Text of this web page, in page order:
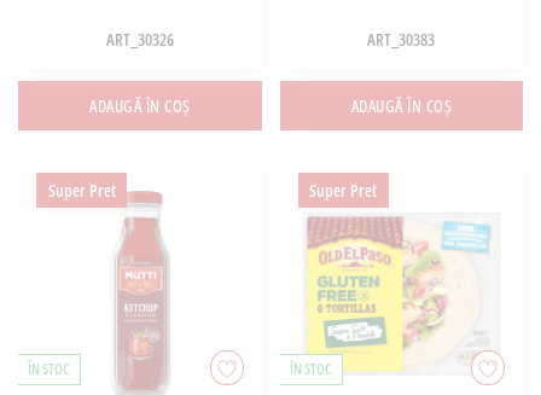
ART_30326
ADAUGĂ ÎN COȘ
ART_30383
ADAUGĂ ÎN COȘ
Super Pret
ÎN STOC
Super Pret
ÎN STOC